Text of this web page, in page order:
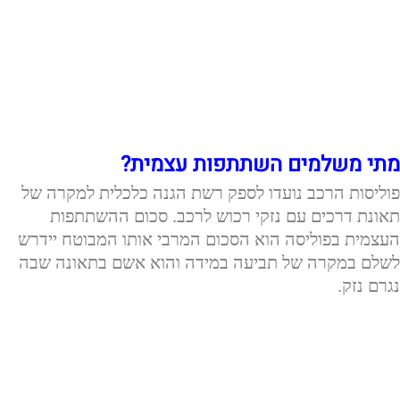
מתי משלמים השתתפות עצמית?
פוליסות הרכב נועדו לספק רשת הגנה כלכלית למקרה של
תאונת דרכים עם נזקי רכוש לרכב. סכום ההשתתפות
העצמית בפוליסה הוא הסכום המרבי אותו המבוטח יידרש
לשלם במקרה של תביעה במידה והוא אשם בתאונה שבה
נגרם נזק.